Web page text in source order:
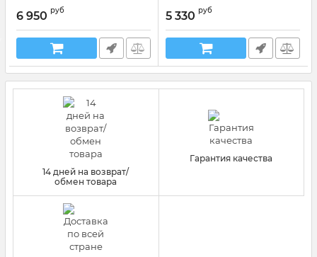
6 950 руб 5 330 руб
14 дней на возврат/
обмен товара
Гарантия качества